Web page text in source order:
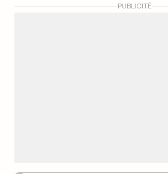
PUBLICITÉ